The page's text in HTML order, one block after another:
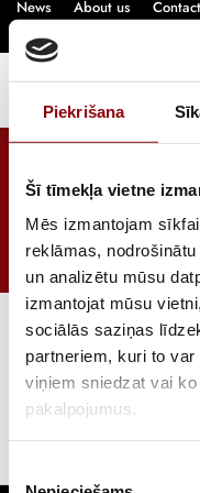
Piekrišana
Šī tīmekļa vietne
Mēs izmantojam
reklāmas,
un analizētu mūsu
izmantojat mūsu
sociālās saziņas
partneriem, kuri to
viņiem sniedzat vai
pakalpojumus.
News About us
English
Solar
Home /
Solar
No products were found